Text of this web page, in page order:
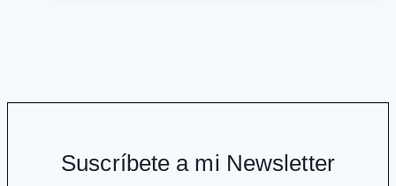
en
de
un
Suscríbete a mi Newsletter